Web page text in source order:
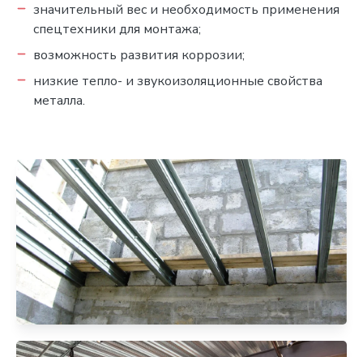
значительный вес и необходимость применения
спецтехники для монтажа;
возможность развития коррозии;
низкие тепло- и звукоизоляционные свойства
металла.